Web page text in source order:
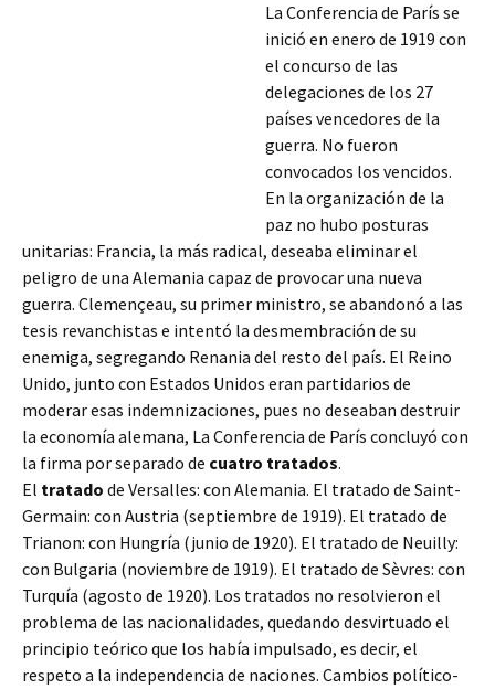
La Conferencia de París se
inició en enero de 1919 con
el concurso de las
delegaciones de los 27
países vencedores de la
guerra. No fueron
convocados los vencidos.
En la organización de la
paz no hubo posturas
unitarias: Francia, la más radical, deseaba eliminar el
peligro de una Alemania capaz de provocar una nueva
guerra. Clemençeau, su primer ministro, se abandonó a las
tesis revanchistas e intentó la desmembración de su
enemiga, segregando Renania del resto del país. El Reino
Unido, junto con Estados Unidos eran partidarios de
moderar esas indemnizaciones, pues no deseaban destruir
la economía alemana, La Conferencia de París concluyó con
la firma por separado de cuatro tratados.
El tratado de Versalles: con Alemania. El tratado de Saint-
Germain: con Austria (septiembre de 1919). El tratado de
Trianon: con Hungría (junio de 1920). El tratado de Neuilly:
con Bulgaria (noviembre de 1919). El tratado de Sèvres: con
Turquía (agosto de 1920). Los tratados no resolvieron el
problema de las nacionalidades, quedando desvirtuado el
principio teórico que los había impulsado, es decir, el
respeto a la independencia de naciones. Cambios político-